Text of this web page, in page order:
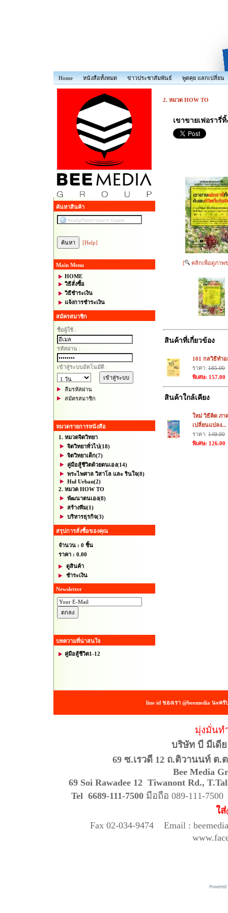
Home หนังสือทั้งหมด ข่าวประชาสัมพันธ์ พูดคุย แลกเปลี่ยน
ค้นหาสินค้า
[Help]
Main Menu
HOME
วิธีสั่งซื้อ
วิธีชำระเงิน
แจ้งการชำระเงิน
สมัครสมาชิก
ชื่อผู้ใช้ :
รหัสผ่าน :
เข้าสู่ระบบอัตโนมัติ :
ลืมรหัสผ่าน
สมัครสมาชิก
หมวดรายการหนังสือ
1. หมวดจิตวิทยา
จิตวิทยาทั่วไป(18)
จิตวิทยาเด็ก(7)
คู่มือสู้ชีวิตด้วยตนเอง(14)
พระไพศาล วิสาโล และ รินใจ(8)
Hul Urban(2)
2. หมวด HOW TO
พัฒนาตนเอง(8)
สร้างทีม(1)
บริหารธุรกิจ(3)
สรุปการสั่งซื้อของคุณ
จำนวน : 0 ชิ้น
ราคา : 0.00
ดูสินค้า
ชำระเงิน
Newsletter
บทความที่น่าสนใจ
คู่มือสู้ชีวิต1-12
2. หมวด HOW TO
เขาขายเฟอรารี่
[ คลิกเพื่อดูภาพ
สินค้าที่เกี่ยวข้อง
101 กลวิธีทำอ
ราคา: 185.00
พิเศษ: 157.00
สินค้าใกล้เคียง
ใหม่ วิธีคิด ภา
เปลี่ยนแปลง...
ราคา: 149.00
พิเศษ: 126.00
line id ของเรา @beemedia นะค
มุ่งมั่นท
บริษัท บี มีเดี
69 ซ.เรวดี 12 ถ.ติวานนท์ ต
Bee Media
69 Soi Rawadee 12 Tiwanont Rd.,
Tel 6689-111-7500 มือถือ 089-111-7500
ใ
Fax 02-034-9474 Email :